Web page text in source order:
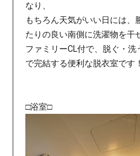
なり、
もちろん天気がいい日には、
たりの良い南側に洗濯物を干
ファミリーCL付で、脱ぐ・
で完結する便利な脱衣室です！
□浴室□